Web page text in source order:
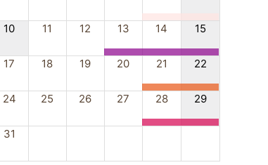
10 11 12 13 14 15
17 18 19 20 21 22
24 25 26 27 28 29
31